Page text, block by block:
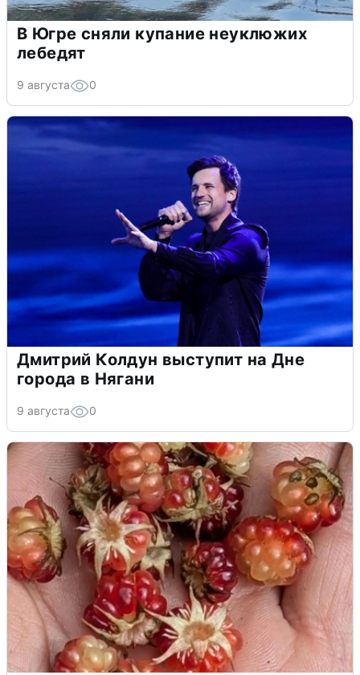
В Югре сняли купание неуклюжих
лебедят
9 августа 0
Дмитрий Колдун выступит на Дне
города в Нягани
9 августа 0